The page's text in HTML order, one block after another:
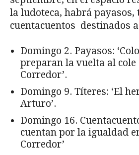
la ludoteca, habrá payasos,
cuentacuentos destinados
Domingo 2. Payasos:
preparan la vuelta al cole
Corredor’.
Domingo 9. Títeres: ‘El
Arturo’.
Domingo 16.
cuentan por la igualdad
Corredor’